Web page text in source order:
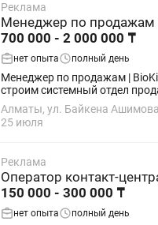
Реклама
Менеджер по продажам
700 000 - 2 000 000 ₸
нет опыта полный день
Менеджер по продажам | BioKids Team | До 900 000 тг ⸻ О компании BioKids —
строим системный отдел
Алматы, ул. Байкена
25 июля
Реклама
Оператор контакт-
150 000 - 300 000 ₸
нет опыта полный день